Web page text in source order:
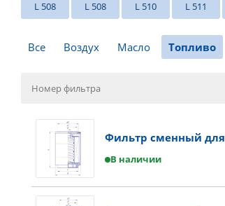
L 508 L 508 L 510 L 511
Все Воздух Масло Топливо
Фильтр сменный для
В наличии